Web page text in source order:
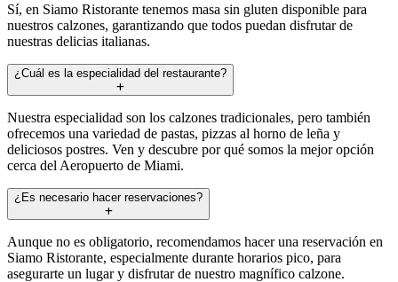
Sí, en Siamo Ristorante tenemos masa sin gluten disponible para
nuestros calzones, garantizando que todos puedan disfrutar de
nuestras delicias italianas.
¿Cuál es la especialidad del restaurante?
Nuestra especialidad son los calzones tradicionales, pero también
ofrecemos una variedad de pastas, pizzas al horno de leña y
deliciosos postres. Ven y descubre por qué somos la mejor opción
cerca del Aeropuerto de Miami.
¿Es necesario hacer reservaciones?
Aunque no es obligatorio, recomendamos hacer una reservación en
Siamo Ristorante, especialmente durante horarios pico, para
asegurarte un lugar y disfrutar de nuestro magnífico calzone.